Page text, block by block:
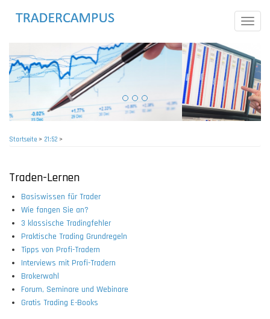
Toggle
Startseite> 21:52 >
Traden-Lernen
Basiswissen für Trader
Wie fangen Sie an?
3 klassische Tradingfehler
Praktische Trading Grundregeln
Tipps von Profi-Tradern
Interviews mit Profi-Tradern
Brokerwahl
Forum, Seminare und Webinare
Gratis Trading E-Books